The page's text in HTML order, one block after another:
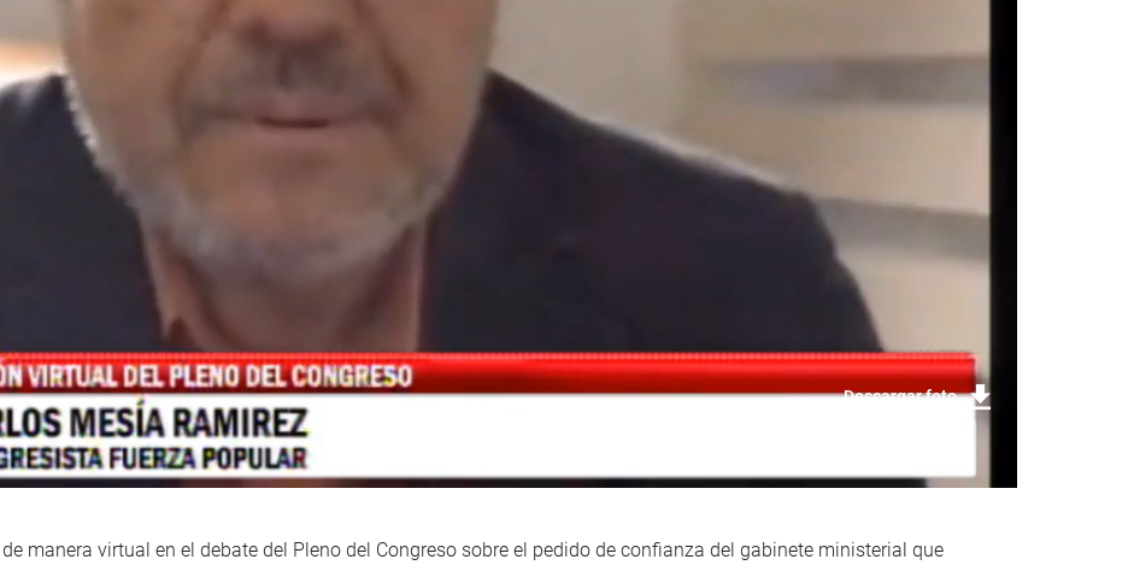
Descargar foto
manera virtual en el debate del Pleno del Congreso sobre el pedido de confianza del gabinete ministerial que